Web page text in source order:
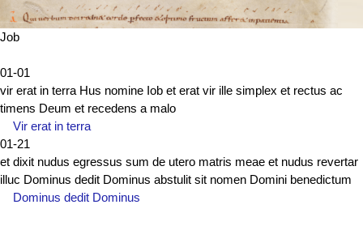
Job
01-01
vir erat in terra Hus nomine Iob et erat vir ille simplex et rectus ac
timens Deum et recedens a malo
Vir erat in terra
01-21
et dixit nudus egressus sum de utero matris meae et nudus revertar
illuc Dominus dedit Dominus abstulit sit nomen Domini benedictum
Dominus dedit Dominus